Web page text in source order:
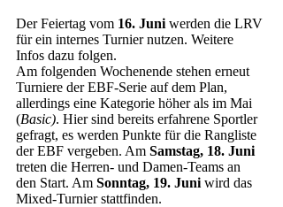
Der Feiertag vom 16. Juni werden die LRV
für ein internes Turnier nutzen. Weitere
Infos dazu folgen.
Am folgenden Wochenende stehen erneut
Turniere der EBF-Serie auf dem Plan,
allerdings eine Kategorie höher als im Mai
(Basic). Hier sind bereits erfahrene Sportler
gefragt, es werden Punkte für die Rangliste
der EBF vergeben. Am Samstag, 18. Juni
treten die Herren- und Damen-Teams an
den Start. Am Sonntag, 19. Juni wird das
Mixed-Turnier stattfinden.